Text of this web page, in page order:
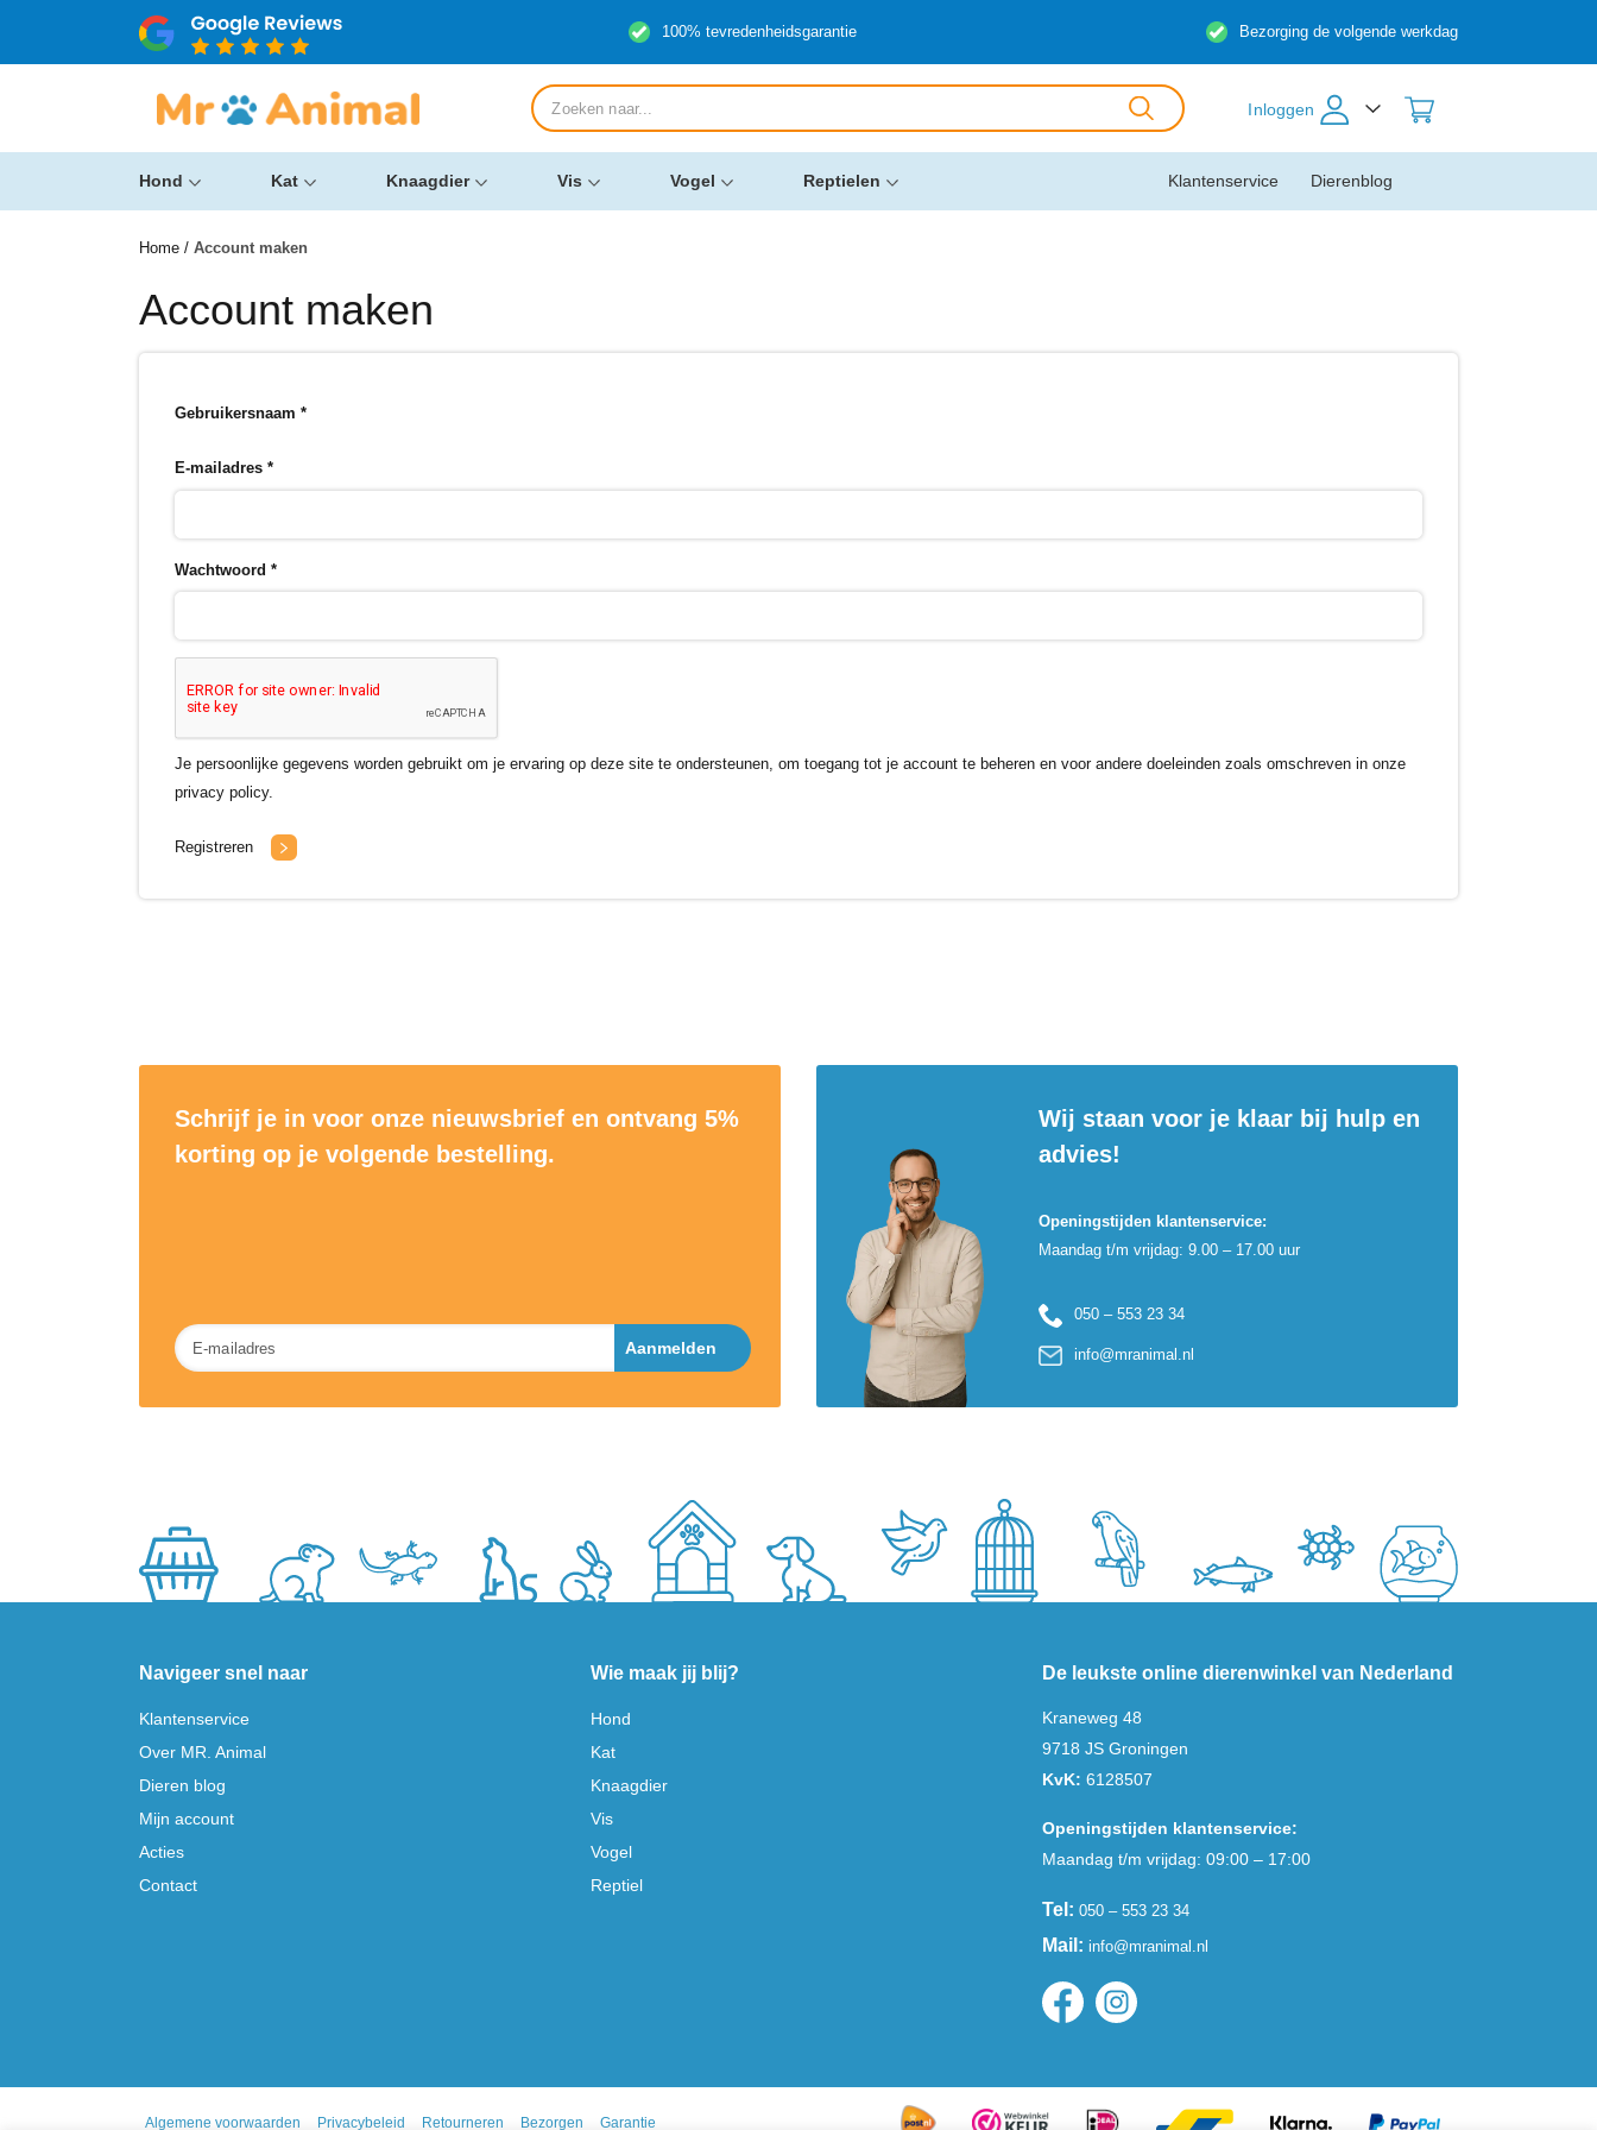
100% tevredenheidsgarantie Bezorging de volgende werkdag
Producten
zoeken
Inloggen
Hond Kat Knaagdier Vis Vogel Reptielen Dierenblog
Klantenservice
Home / Account maken
Account maken
Gebruikersnaam *
E-mailadres *
Wachtwoord *
Je persoonlijke gegevens worden gebruikt om je ervaring op deze site te ondersteunen, om toegang tot je account te beheren en voor andere doeleinden zoals omschreven in onze
privacy policy.
Registreren
Schrijf je in voor onze nieuwsbrief en ontvang 5%
korting op je volgende bestelling.
Nieuwsbrief Aanmelden
Wij staan voor je klaar bij hulp en
advies!
Openingstijden klantenservice:
Maandag t/m vrijdag: 9.00 – 17.00 uur
050 – 553 23 34
info@mranimal.nl
Navigeer snel naar
Klantenservice
Over MR. Animal
Dieren blog
Mijn account
Acties
Contact
Wie maak jij blij?
Hond
Kat
Knaagdier
Vis
Vogel
Reptiel
De leukste online dierenwinkel van Nederland
Kraneweg 48
9718 JS Groningen
KvK: 6128507
Openingstijden klantenservice:
Maandag t/m vrijdag: 09:00 – 17:00
Tel: 050 – 553 23 34
Mail: info@mranimal.nl
Algemene voorwaarden Privacybeleid Retourneren Bezorgen Garantie